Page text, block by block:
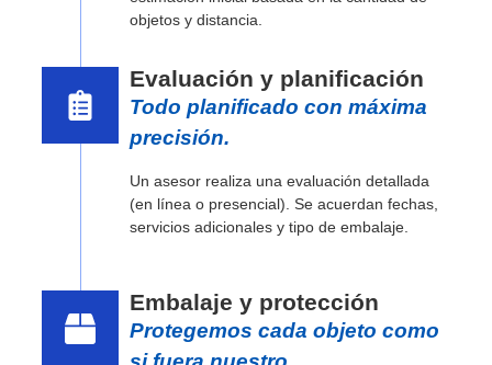
objetos y distancia.
Evaluación y planificación
Todo planificado con máxima
precisión.
Un asesor realiza una evaluación detallada
(en línea o presencial). Se acuerdan fechas,
servicios adicionales y tipo de embalaje.
Embalaje y protección
Protegemos cada objeto como